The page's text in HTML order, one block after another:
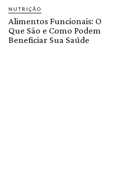
NUTRIÇÃO
Alimentos Funcionais: O
Que São e Como Podem
Beneficiar Sua Saúde